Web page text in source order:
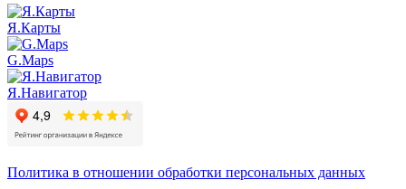
Я.Карты
G.Maps
Я.Навигатор
Политика в отношении обработки персональных данных